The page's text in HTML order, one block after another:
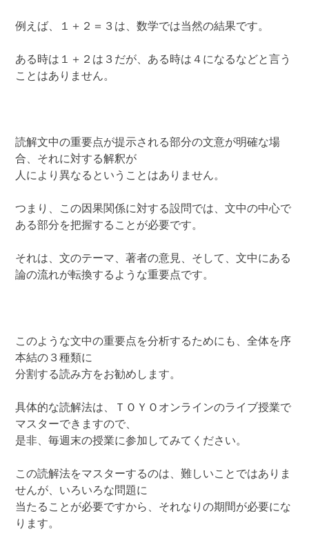
例えば、１＋２＝３は、数学では当然の結果です。
ある時は１＋２は３だが、ある時は４になるなどと言う
ことはありません。
読解文中の重要点が提示される部分の文意が明確な場
合、それに対する解釈が
人により異なるということはありません。
つまり、この因果関係に対する設問では、文中の中心で
ある部分を把握することが必要です。
それは、文のテーマ、著者の意見、そして、文中にある
論の流れが転換するような重要点です。
このような文中の重要点を分析するためにも、全体を序
本結の３種類に
分割する読み方をお勧めします。
具体的な読解法は、ＴＯＹＯオンラインのライブ授業で
マスターできますので、
是非、毎週末の授業に参加してみてください。
この読解法をマスターするのは、難しいことではありま
せんが、いろいろな問題に
当たることが必要ですから、それなりの期間が必要にな
ります。